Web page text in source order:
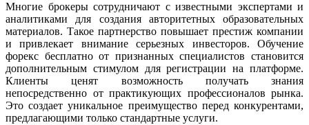
Многие брокеры сотрудничают с известными экспертами и
аналитиками для создания авторитетных образовательных
материалов. Такое партнерство повышает престиж компании
и привлекает внимание серьезных инвесторов. Обучение
форекс бесплатно от признанных специалистов становится
дополнительным стимулом для регистрации на платформе.
Клиенты ценят возможность получать знания
непосредственно от практикующих профессионалов рынка.
Это создает уникальное преимущество перед конкурентами,
предлагающими только стандартные услуги.